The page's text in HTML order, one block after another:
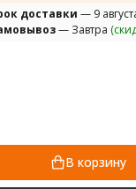
доставки — 9
— Завтра
В корзину